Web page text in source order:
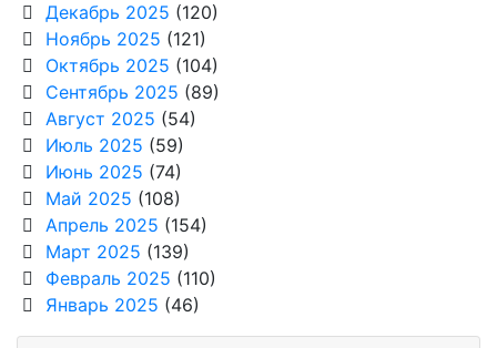
Декабрь 2025 (120)
Ноябрь 2025 (121)
Октябрь 2025 (104)
Сентябрь 2025 (89)
Август 2025 (54)
Июль 2025 (59)
Июнь 2025 (74)
Май 2025 (108)
Апрель 2025 (154)
Март 2025 (139)
Февраль 2025 (110)
Январь 2025 (46)